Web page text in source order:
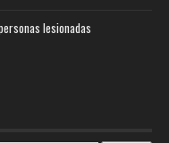
lesionadas